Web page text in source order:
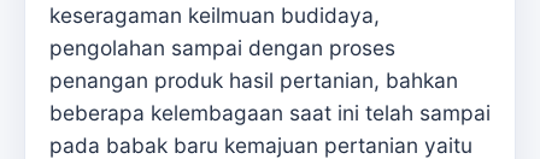
keseragaman keilmuan budidaya,
pengolahan sampai dengan proses
penangan produk hasil pertanian, bahkan
beberapa kelembagaan saat ini telah sampai
pada babak baru kemajuan pertanian yaitu